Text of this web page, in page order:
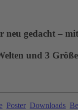
neu gedacht –
und 3
Poster Downloads